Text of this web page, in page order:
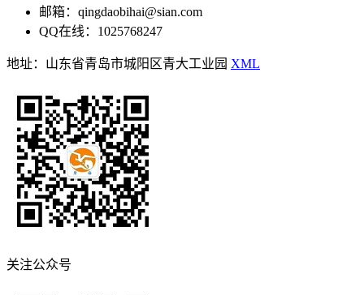
邮箱：qingdaobihai@sian.com
QQ在线：1025768247
地址：山东省青岛市城阳区青大工业园 XML
关注公众号